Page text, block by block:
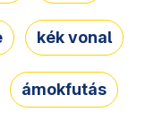
kék vonal
ámokfutás